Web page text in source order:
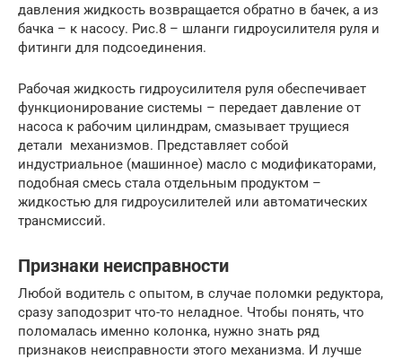
давления жидкость возвращается обратно в бачек, а из
бачка – к насосу. Рис.8 – шланги гидроусилителя руля и
фитинги для подсоединения.
Рабочая жидкость гидроусилителя руля обеспечивает
функционирование системы – передает давление от
насоса к рабочим цилиндрам, смазывает трущиеся
детали механизмов. Представляет собой
индустриальное (машинное) масло с модификаторами,
подобная смесь стала отдельным продуктом –
жидкостью для гидроусилителей или автоматических
трансмиссий.
Признаки неисправности
Любой водитель с опытом, в случае поломки редуктора,
сразу заподозрит что-то неладное. Чтобы понять, что
поломалась именно колонка, нужно знать ряд
признаков неисправности этого механизма. И лучше